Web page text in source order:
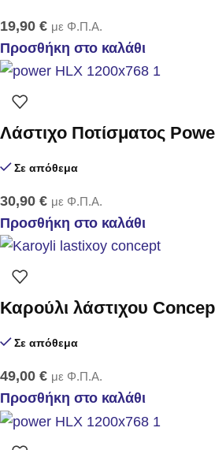
19,90 € με Φ.Π.Α.
Προσθήκη στο καλάθι
Λάστιχο Ποτίσματος
Σε απόθεμα
30,90 € με Φ.Π.Α.
Προσθήκη στο καλάθι
Καρούλι λάστιχου
Σε απόθεμα
49,00 € με Φ.Π.Α.
Προσθήκη στο καλάθι